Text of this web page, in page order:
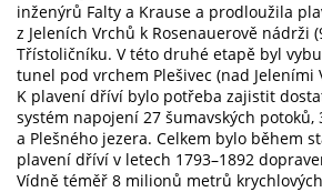
inženýrů Falty a Krause a prodloužila
z Jeleních Vrchů k Rosenauerově nádrži
Třístoličníku. V této druhé etapě byl
tunel pod vrchem Plešivec (nad Jeleními
K plavení dříví bylo potřeba zajistit
systém napojení 27 šumavských
a Plešného jezera. Celkem bylo během
plavení dříví v letech 1793–1892
Vídně téměř 8 milionů metrů